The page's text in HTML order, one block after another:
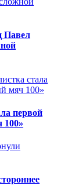
Павел
первой
100»